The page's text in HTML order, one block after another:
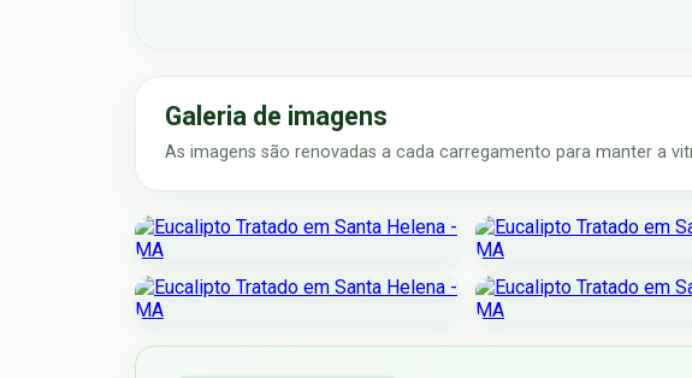
Galeria de imagens
As imagens são renovadas a cada carregamento para manter a